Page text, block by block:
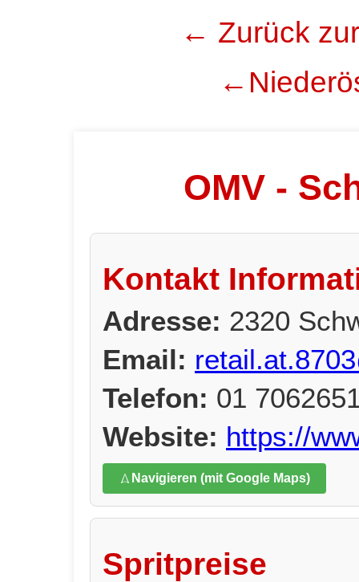
← Zurück
OMV -
Kontakt
Adresse: 2320
Email:
Telefon: 01
Website: https://
Navigieren (mit Google Maps)
Spritpreise